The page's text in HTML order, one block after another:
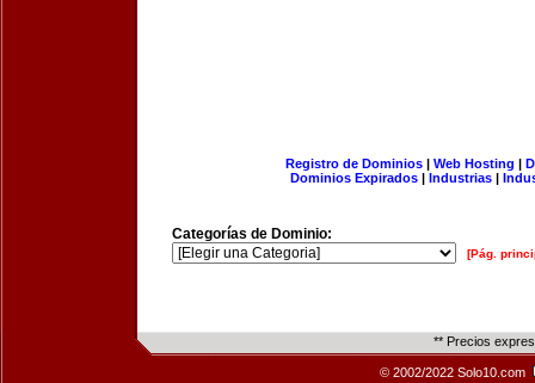
Registro de Dominios| Web Hosting |
Dominios Expirados | Industrias |
Categorías de Dominio:
[Pág.
** Precios
© 2002/2022 Solo10.com